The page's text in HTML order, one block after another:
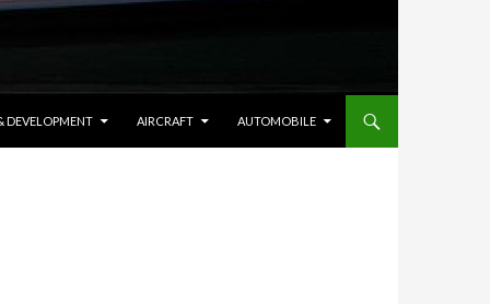
DEVELOPMENT AIRCRAFT AUTOMOBILE